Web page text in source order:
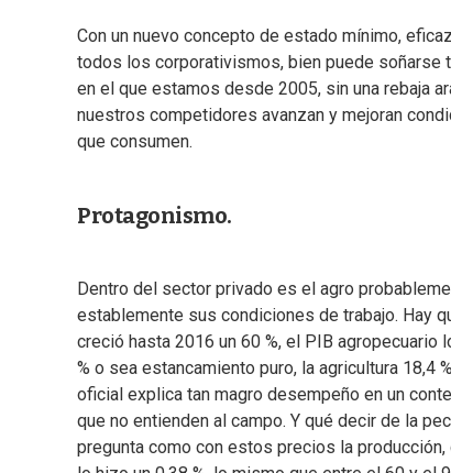
Con un nuevo concepto de estado mínimo,
todos los corporativismos, bien puede soñarse
en el que estamos desde 2005, sin una rebaja
nuestros competidores avanzan y mejoran
que consumen.
Protagonismo.
Dentro del sector privado es el agro
establemente sus condiciones de trabajo. Hay
creció hasta 2016 un 60 %, el PIB agropecuario
% o sea estancamiento puro, la agricultura 18,4
oficial explica tan magro desempeño en un
que no entienden al campo. Y qué decir de la
pregunta como con estos precios la